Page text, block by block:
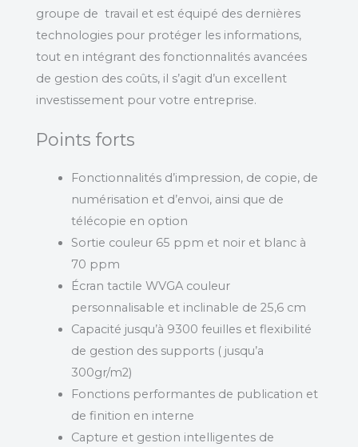
groupe de travail et est équipé des dernières
technologies pour protéger les informations,
tout en intégrant des fonctionnalités avancées
de gestion des coûts, il s’agit d’un excellent
investissement pour votre entreprise.
Points forts
Fonctionnalités d’impression, de copie, de
numérisation et d’envoi, ainsi que de
télécopie en option
Sortie couleur 65 ppm et noir et blanc à
70 ppm
Écran tactile WVGA couleur
personnalisable et inclinable de 25,6 cm
Capacité jusqu’à 9300 feuilles et flexibilité
de gestion des supports ( jusqu’a
300gr/m2)
Fonctions performantes de publication et
de finition en interne
Capture et gestion intelligentes de